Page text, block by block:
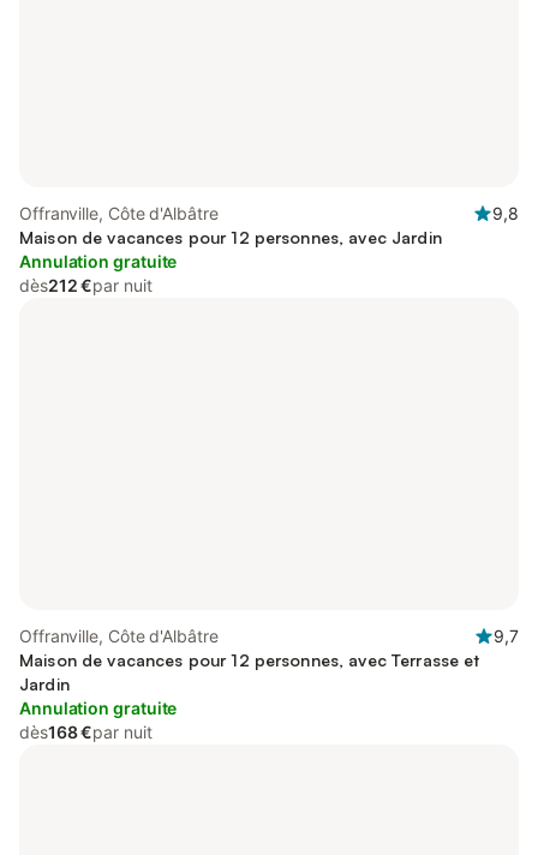
Offranville, Côte d'Albâtre
9,8
Maison de vacances pour 12 personnes, avec Jardin
Annulation gratuite
dès212 €par nuit
Offranville, Côte d'Albâtre
9,7
Maison de vacances pour 12 personnes, avec Terrasse et
Jardin
Annulation gratuite
dès168 €par nuit